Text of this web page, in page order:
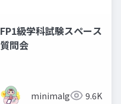
FP1級学科試験スペース
質問会
minimalgreen9.6K